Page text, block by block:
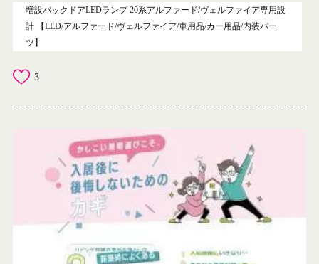
増設バックドアLEDランプ 20系アルファード/ヴェルファイア専用設
計 【LED/アルファード/ヴェルファイア/車用品/カー用品/内装パー
ツ】
3